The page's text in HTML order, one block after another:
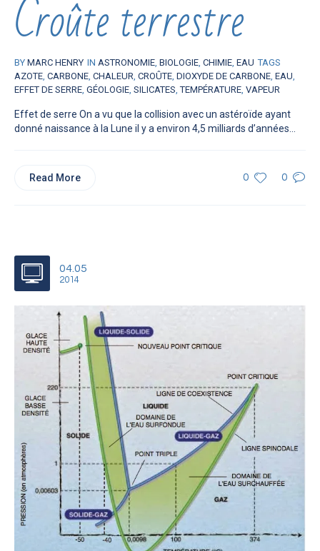
Croûte terrestre
BY MARC HENRY IN ASTRONOMIE, BIOLOGIE, CHIMIE, EAU TAGS
AZOTE, CARBONE, CHALEUR, CROÛTE, DIOXYDE DE CARBONE, EAU,
EFFET DE SERRE, GÉOLOGIE, SILICATES,TEMPÉRATURE, VAPEUR
Effet de serre On a vu que la collision avec un astéroïde ayant
donné naissance à la Lune il y a environ 4,5 milliards d’années...
0 0
Read More
04.05
2014